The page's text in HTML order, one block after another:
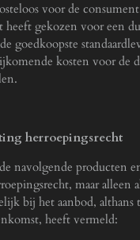
voor de
heeft gekozen voor een
goedkoopste
kosten voor de
herroepingsrecht
navolgende producten
maar alleen
bij het aanbod,
heeft vermeld: